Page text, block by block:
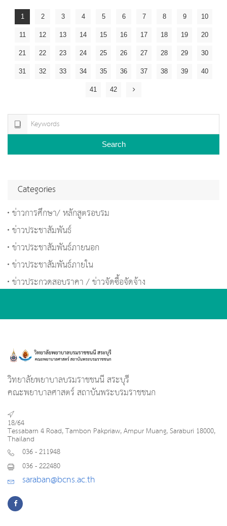
1 2 3 4 5 6 7 8 9 10
11 12 13 14 15 16 17 18 19 20
21 22 23 24 25 26 27 28 29 30
31 32 33 34 35 36 37 38 39 40
41 42
Search
Categories
ข่าวการศึกษา/ หลักสูตรอบรม
ข่าวประชาสัมพันธ์
ข่าวประชาสัมพันธ์ภายนอก
ข่าวประชาสัมพันธ์ภายใน
ข่าวประกวดสอบราคา / ข่าวจัดซื้อจัดจ้าง
วิทยาลัยพยาบาลบรมราชชนนี สระบุรี
คณะพยาบาลศาสตร์ สถาบันพระบรมราชชนก
18/64
Tessabarn 4 Road, Tambon Pakpriaw, Ampur Muang, Saraburi 18000,
Thailand
036 - 211948
036 - 222480
saraban@bcns.ac.th